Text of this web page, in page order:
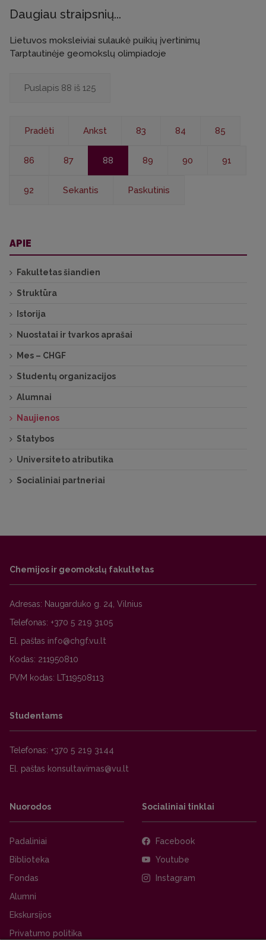
Daugiau straipsnių...
Lietuvos moksleiviai sulaukė puikių įvertinimų
Tarptautinėje geomokslų olimpiadoje
Puslapis 88 iš 125
Pradėti Ankst 83 84 85
86 87 88 89 90 91
92 Sekantis Paskutinis
APIE
Fakultetas šiandien
Struktūra
Istorija
Nuostatai ir tvarkos aprašai
Mes – CHGF
Studentų organizacijos
Alumnai
Naujienos
Statybos
Universiteto atributika
Socialiniai partneriai
Chemijos ir geomokslų fakultetas
Adresas: Naugarduko g. 24, Vilnius
Telefonas: +370 5 219 3105
El. paštas
Kodas: 211950810
PVM kodas: LT119508113
Studentams
Telefonas: +370 5 219 3144
El. paštas
Nuorodos
Padaliniai
Biblioteka
Fondas
Alumni
Ekskursijos
Privatumo politika
Socialiniai tinklai
Facebook
Youtube
Instagram